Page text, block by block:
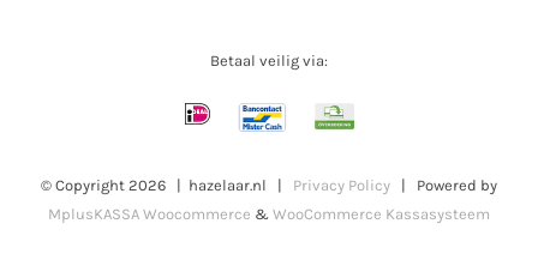
Betaal veilig via:
© Copyright 2026 | hazelaar.nl | Privacy Policy | Powered by
MplusKASSA Woocommerce & WooCommerce Kassasysteem